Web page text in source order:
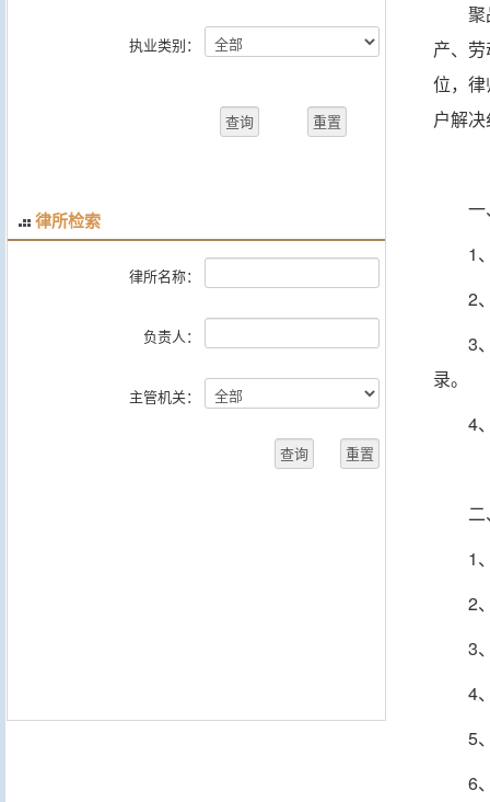
执业类别：
律所检索
律所名称：
负责人：
主管机关：
聚
产、
位，
户解
一
1
2
3
录。
4
1
2
3
4
5
6